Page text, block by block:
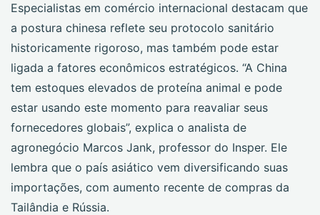
Especialistas em comércio internacional destacam que
a postura chinesa reflete seu protocolo sanitário
historicamente rigoroso, mas também pode estar
ligada a fatores econômicos estratégicos. “A China
tem estoques elevados de proteína animal e pode
estar usando este momento para reavaliar seus
fornecedores globais”, explica o analista de
agronegócio Marcos Jank, professor do Insper. Ele
lembra que o país asiático vem diversificando suas
importações, com aumento recente de compras da
Tailândia e Rússia.